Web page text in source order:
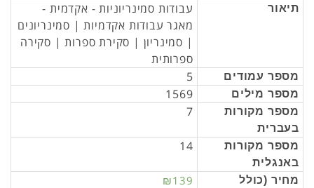
תיאור
עבודות סמינריוניות - אקדמית -
מאגר עבודות אקדמיות | סמינריונים
| סמינריון | סקירת ספרות | סקירה
ספרותית
מספר עמודים 5
מספר מילים 1569
מספר מקורות
בעברית
7
מספר מקורות
באנגלית
14
מחיר (כולל
₪139